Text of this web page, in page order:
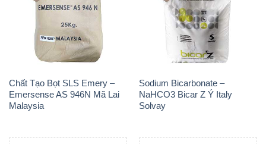
Chất Tạo Bọt SLS Emery –
Emersense AS 946N Mã Lai
Malaysia
Sodium Bicarbonate –
NaHCO3 Bicar Z Ý Italy